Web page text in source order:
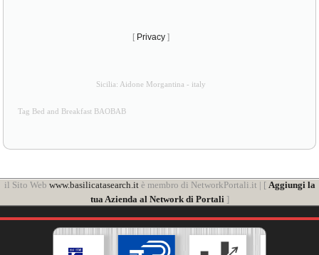
[ Privacy ]
Sicilia: Aidone Morgantina - italy
Tag Bed and Breakfast BAOBAB
il Sito Web www.basilicatasearch.itè membro di NetworkPortali.it | [ Aggiungi la
tua Azienda al Network di Portali ]